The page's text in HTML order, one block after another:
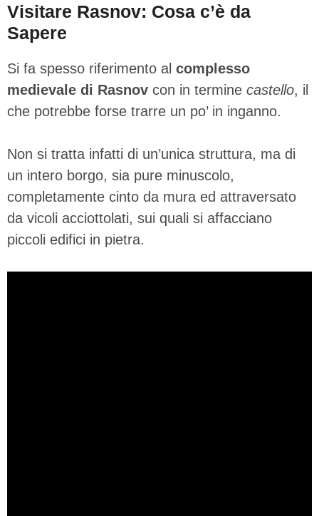
Visitare Rasnov: Cosa c’è da
Sapere
Si fa spesso riferimento al complesso
medievale di Rasnov con in termine castello, il
che potrebbe forse trarre un po’ in inganno.
Non si tratta infatti di un’unica struttura, ma di
un intero borgo, sia pure minuscolo,
completamente cinto da mura ed attraversato
da vicoli acciottolati, sui quali si affacciano
piccoli edifici in pietra.